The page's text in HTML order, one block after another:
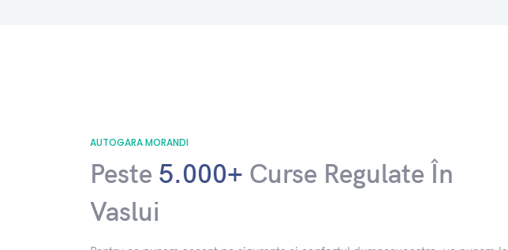
AUTOGARA MORANDI
Peste 5.000+ Curse Regulate În
Vaslui